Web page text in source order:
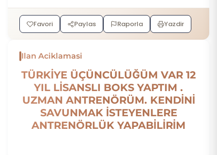
Favori Paylas Raporla Yazdir
Ilan Aciklamasi
TÜRKİYE ÜÇÜNCÜLÜĞÜM VAR 12
YIL LİSANSLI BOKS YAPTIM .
UZMAN ANTRENÖRÜM. KENDİNİ
SAVUNMAK İSTEYENLERE
ANTRENÖRLÜK YAPABİLİRİM